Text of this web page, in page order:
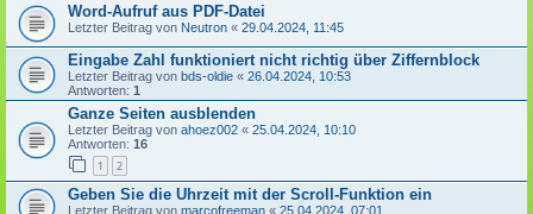
Word-Aufruf aus PDF-Datei
Letzter Beitrag von Neutron « 29.04.2024, 11:45
Eingabe Zahl funktioniert nicht richtig über Ziffernblock
Letzter Beitrag von bds-oldie « 26.04.2024, 10:53
Antworten: 1
Ganze Seiten ausblenden
Letzter Beitrag von ahoez002 « 25.04.2024, 10:10
Antworten: 16
1 2
Geben Sie die Uhrzeit mit der Scroll-Funktion ein
Letzter Beitrag von marcofreeman « 25.04.2024, 07:01